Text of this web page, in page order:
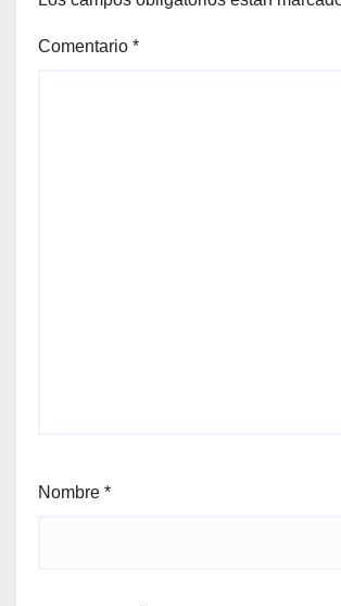
Comentario *
Nombre *